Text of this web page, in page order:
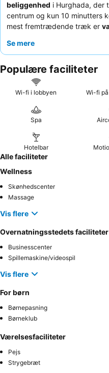
beliggenhed i Hurghada, der
centrum og kun 10 minutters
mest fremtrædende træk er
roser konsekvent
dets buffet- og à la carte-
afslappende ophold kan du
med udsigt til haven for en
Se mere
Populære faciliteter
Wi-fi i lobbyen Wi-fi
Spa
Hotelbar
Alle faciliteter
Wellness
Skønhedscenter
Massage
Vis flere
Overnatningsstedets faciliteter
Businesscenter
Spillemaskine/videospil
Vis flere
For børn
Børnepasning
Børneklub
Værelsesfaciliteter
Pejs
Strygebræt